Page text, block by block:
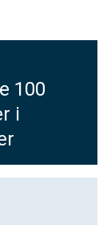
100
i